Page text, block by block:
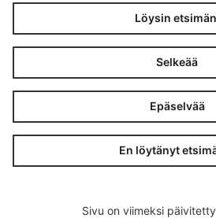
Löysin
Selkeää
Epäselvää
En löytänyt
Sivu on viimeksi